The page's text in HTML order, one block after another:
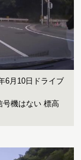
6月10日ドライブ
号機はない 標高